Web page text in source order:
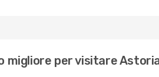
migliore per visitare